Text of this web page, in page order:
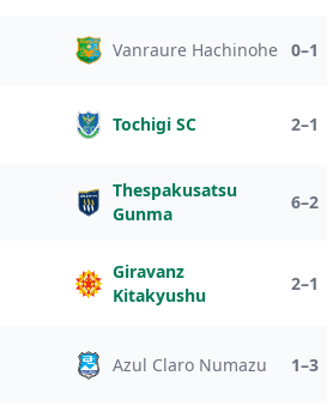
Vanraure Hachinohe 0–1
Tochigi SC 2–1
Thespakusatsu
Gunma
6–2
Giravanz
Kitakyushu
2–1
Azul Claro Numazu 1–3